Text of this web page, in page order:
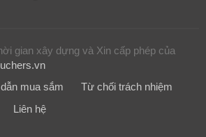
gian xây dựng và Xin cấp phép của
mua sắm
Từ chối trách nhiệm
Liên hệ